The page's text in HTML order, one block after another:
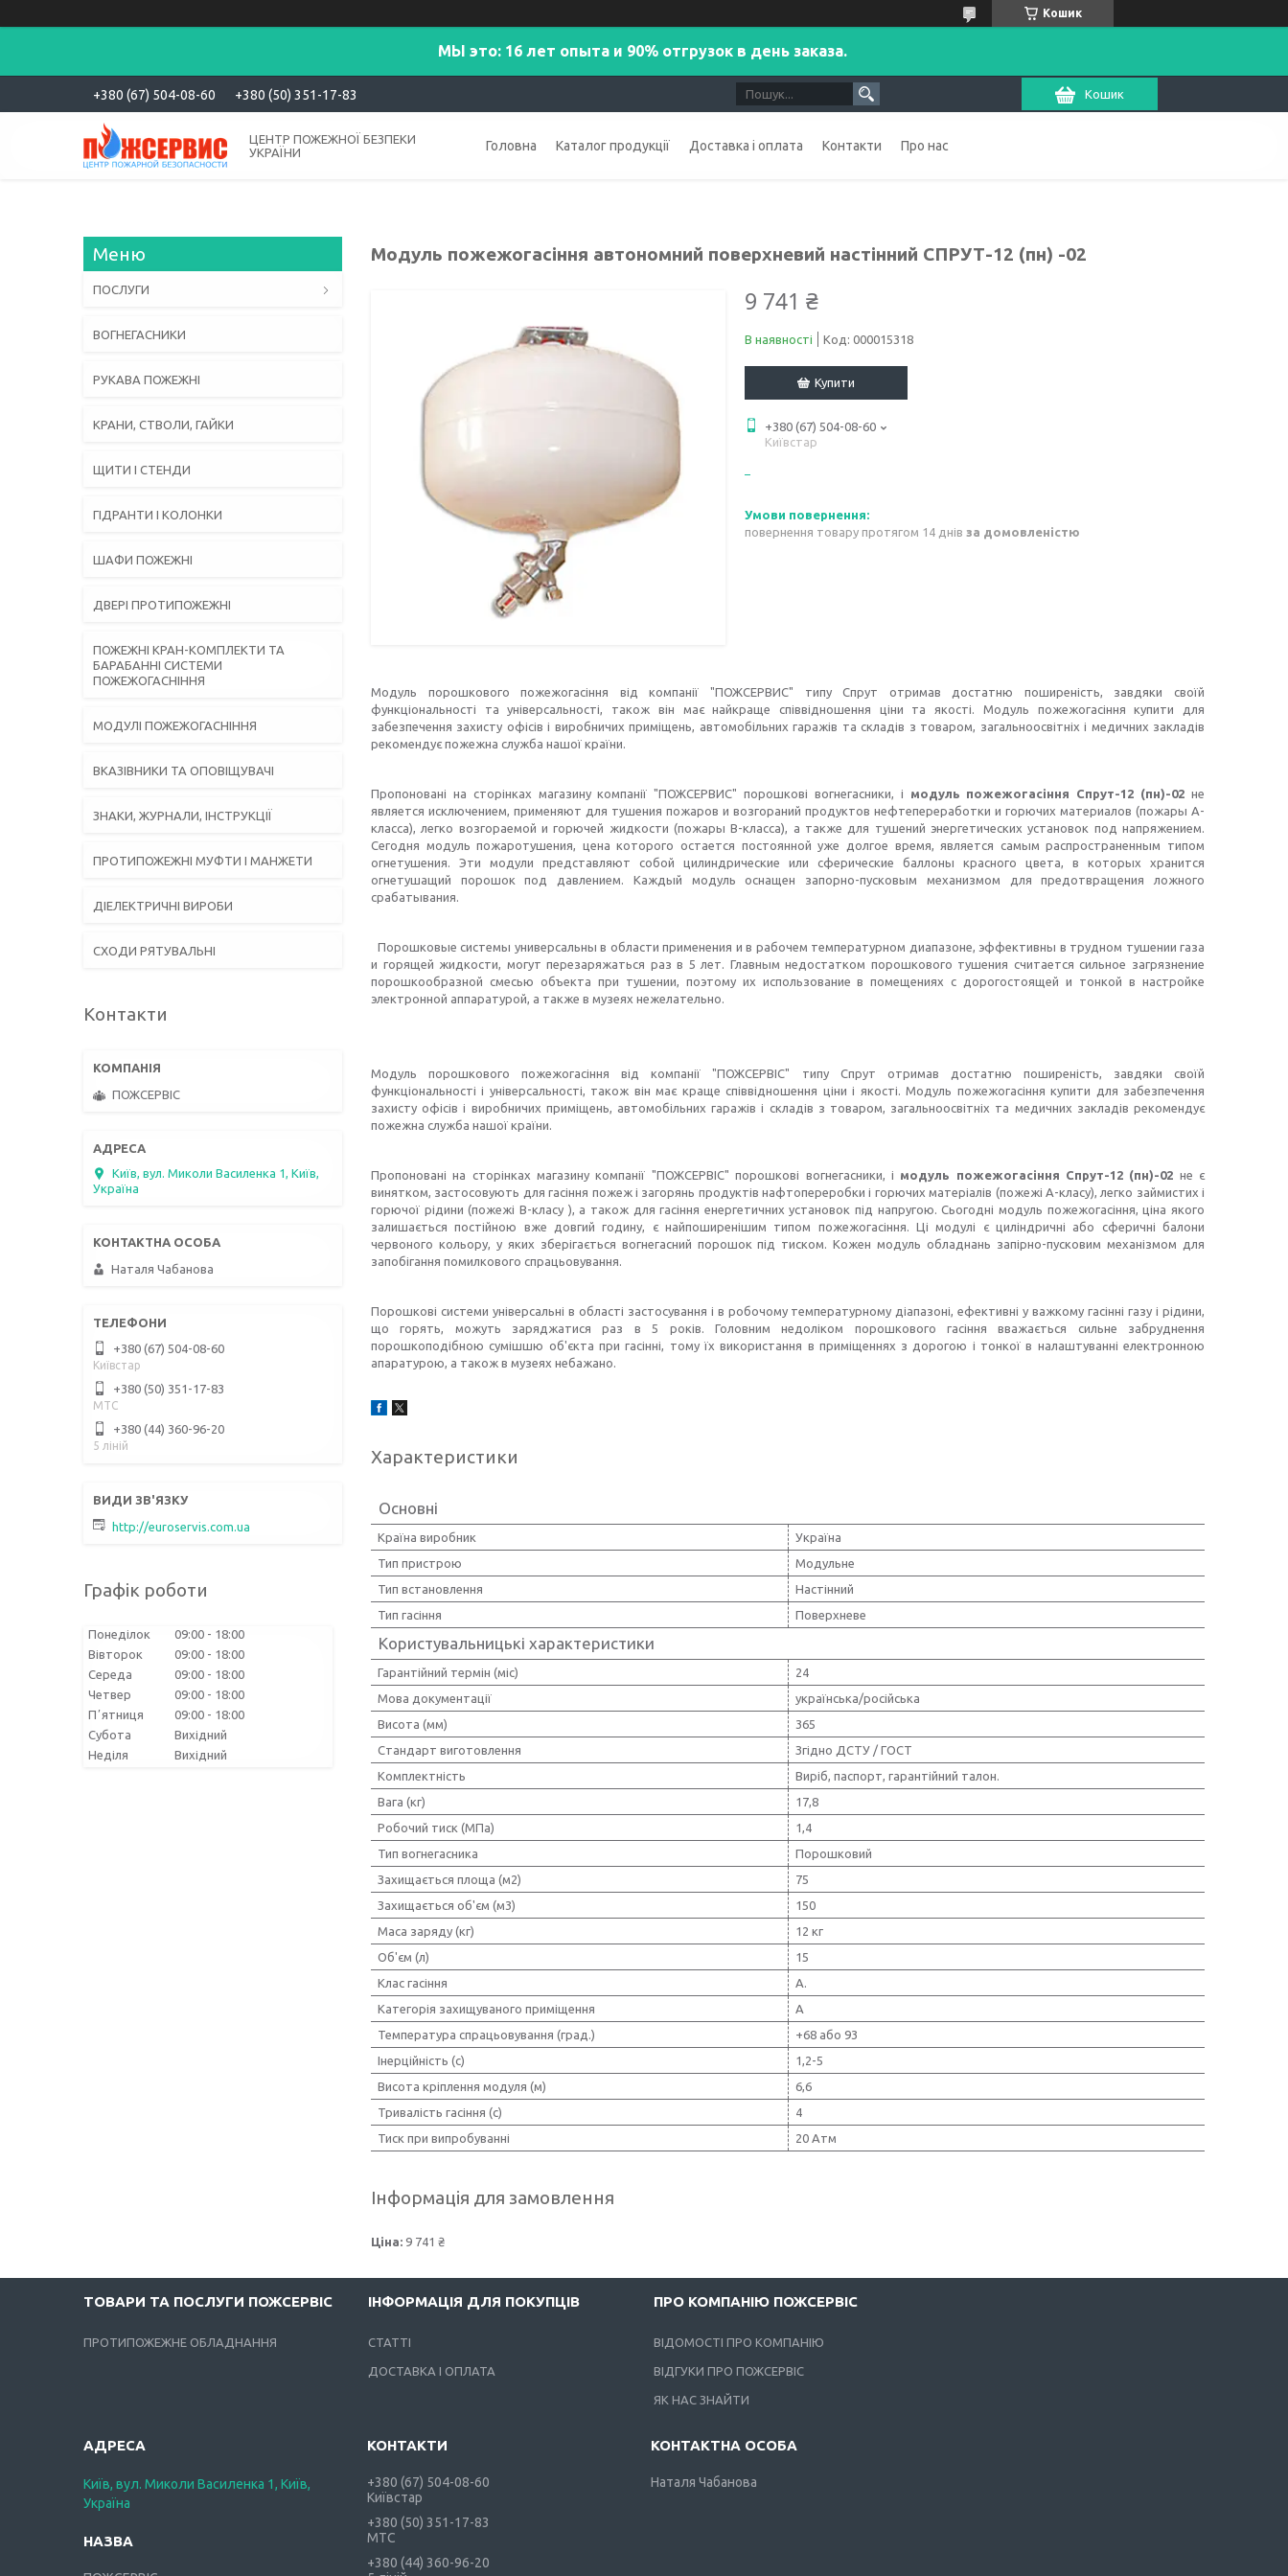
Кошик
МЫ это: 16 лет опыта и 90% отгрузок в день заказа.
+380 (67) 504-08-60 +380 (50) 351-17-83 Кошик
ЦЕНТР ПОЖЕЖНОЇ БЕЗПЕКИ
УКРАЇНИ
Головна Каталог продукції Доставка і оплата Контакти Про нас
Модуль пожежогасіння автономний поверхневий настінний СПРУТ-12 (пн) -02
9 741 ₴
В наявності Код: 000015318
Купити
+380 (67) 504-08-60
Київстар
повернення товару протягом 14 днів за домовленістю
Модуль порошкового пожежогасіння від компанії "ПОЖСЕРВИС" типу Спрут отримав достатню поширеність, завдяки своїй
функціональності та універсальності, також він має найкраще співвідношення ціни та якості. Модуль пожежогасіння купити для
забезпечення захисту офісів і виробничих приміщень, автомобільних гаражів та складів з товаром, загальноосвітніх і медичних закладів
рекомендує пожежна служба нашої країни.
Пропоновані на сторінках магазину компанії "ПОЖСЕРВИС" порошкові вогнегасники, і модуль пожежогасіння Спрут-12 (пн)-02 не
является исключением, применяют для тушения пожаров и возгораний продуктов нефтепереработки и горючих материалов (пожары А-
класса), легко возгораемой и горючей жидкости (пожары В-класса), а также для тушений энергетических установок под напряжением.
Сегодня модуль пожаротушения, цена которого остается постоянной уже долгое время, является самым распространенным типом
огнетушения. Эти модули представляют собой цилиндрические или сферические баллоны красного цвета, в которых хранится
огнетушащий порошок под давлением. Каждый модуль оснащен запорно-пусковым механизмом для предотвращения ложного
срабатывания.
Порошковые системы универсальны в области применения и в рабочем температурном диапазоне, эффективны в трудном тушении газа
и горящей жидкости, могут перезаряжаться раз в 5 лет. Главным недостатком порошкового тушения считается сильное загрязнение
порошкообразной смесью объекта при тушении, поэтому их использование в помещениях с дорогостоящей и тонкой в настройке
электронной аппаратурой, а также в музеях нежелательно.
Модуль порошкового пожежогасіння від компанії "ПОЖСЕРВІС" типу Спрут отримав достатню поширеність, завдяки своїй
функціональності і універсальності, також він має краще співвідношення ціни і якості. Модуль пожежогасіння купити для забезпечення
захисту офісів і виробничих приміщень, автомобільних гаражів і складів з товаром, загальноосвітніх та медичних закладів рекомендує
пожежна служба нашої країни.
Пропоновані на сторінках магазину компанії "ПОЖСЕРВІС" порошкові вогнегасники, і модуль пожежогасіння Спрут-12 (пн)-02 не є
винятком, застосовують для гасіння пожеж і загорянь продуктів нафтопереробки і горючих матеріалів (пожежі А-класу), легко займистих і
горючої рідини (пожежі В-класу ), а також для гасіння енергетичних установок під напругою. Сьогодні модуль пожежогасіння, ціна якого
залишається постійною вже довгий годину, є найпоширенішим типом пожежогасіння. Ці модулі є циліндричні або сферичні балони
червоного кольору, у яких зберігається вогнегасний порошок під тиском. Кожен модуль обладнань запірно-пусковим механізмом для
запобігання помилкового спрацьовування.
Порошкові системи універсальні в області застосування і в робочому температурному діапазоні, ефективні у важкому гасінні газу і рідини,
що горять, можуть заряджатися раз в 5 років. Головним недоліком порошкового гасіння вважається сильне забруднення
порошкоподібною сумішшю об'єкта при гасінні, тому їх використання в приміщеннях з дорогою і тонкої в налаштуванні електронною
апаратурою, а також в музеях небажано.
Характеристики
Основні
Країна виробник
Україна
Тип пристрою
Модульне
Тип встановлення
Настінний
Тип гасіння
Поверхневе
Користувальницькі характеристики
Гарантійний термін (міс)
24
Мова документації
українська/російська
Висота (мм)
365
Стандарт виготовлення
Згідно ДСТУ / ГОСТ
Комплектність
Виріб, паспорт, гарантійний талон.
Вага (кг)
17,8
Робочий тиск (МПа)
1,4
Тип вогнегасника
Порошковий
Захищається площа (м2)
75
Захищається об'єм (м3)
150
Маса заряду (кг)
12 кг
Об'єм (л)
15
Клас гасіння
А.
Категорія захищуваного приміщення
А
Температура спрацьовування (град.)
+68 або 93
Інерційність (с)
1,2-5
Висота кріплення модуля (м)
6,6
Тривалість гасіння (с)
4
Тиск при випробуванні
20 Атм
Інформація для замовлення
Ціна: 9 741 ₴
ПОСЛУГИ
ВОГНЕГАСНИКИ
РУКАВА ПОЖЕЖНІ
КРАНИ, СТВОЛИ, ГАЙКИ
ЩИТИ І СТЕНДИ
ГІДРАНТИ І КОЛОНКИ
ШАФИ ПОЖЕЖНІ
ДВЕРІ ПРОТИПОЖЕЖНІ
ПОЖЕЖНІ КРАН-КОМПЛЕКТИ ТА
БАРАБАННІ СИСТЕМИ
ПОЖЕЖОГАСНІННЯ
МОДУЛІ ПОЖЕЖОГАСНІННЯ
ВКАЗІВНИКИ ТА ОПОВІЩУВАЧІ
ЗНАКИ, ЖУРНАЛИ, ІНСТРУКЦІЇ
ПРОТИПОЖЕЖНІ МУФТИ І МАНЖЕТИ
ДІЕЛЕКТРИЧНІ ВИРОБИ
СХОДИ РЯТУВАЛЬНІ
Контакти
ПОЖСЕРВІС
Київ, вул. Миколи Василенка 1, Київ,
Україна
Наталя Чабанова
+380 (67) 504-08-60
Київстар
+380 (50) 351-17-83
МТС
+380 (44) 360-96-20
5 ліній
http://euroservis.com.ua
Графік роботи
Понеділок 09:00
18:00
Вівторок
09:00
18:00
Середа
09:00
18:00
Четвер
09:00
18:00
Пʼятниця
09:00
18:00
Субота
Вихідний
Неділя
Вихідний
ТОВАРИ ТА ПОСЛУГИ ПОЖСЕРВІС
ПРОТИПОЖЕЖНЕ ОБЛАДНАННЯ
ІНФОРМАЦІЯ ДЛЯ ПОКУПЦІВ
СТАТТІ
ДОСТАВКА І ОПЛАТА
ПРО КОМПАНІЮ ПОЖСЕРВІС
ВІДОМОСТІ ПРО КОМПАНІЮ
ВІДГУКИ ПРО ПОЖСЕРВІС
ЯК НАС ЗНАЙТИ
Київ, вул. Миколи Василенка 1, Київ,
Україна
+380 (67) 504-08-60
Київстар
+380 (50) 351-17-83
МТС
+380 (44) 360-96-20
Наталя Чабанова